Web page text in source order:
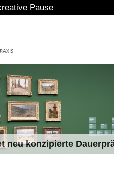
neu konzipierte